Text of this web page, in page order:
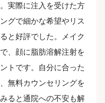
実際に注入を受けた方
グで細かな希望やリス
と好評でした。メイク
、顔に脂肪溶解注射を
トです。自分に合った
無料カウンセリングを
ると通院への不安も解